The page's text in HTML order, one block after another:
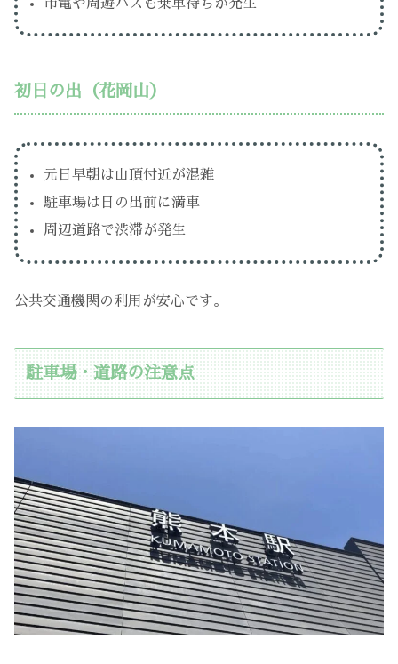
市電や周遊バスも乗車待ちが発生
初日の出（花岡山）
元日早朝は山頂付近が混雑
駐車場は日の出前に満車
周辺道路で渋滞が発生
公共交通機関の利用が安心です。
駐車場・道路の注意点